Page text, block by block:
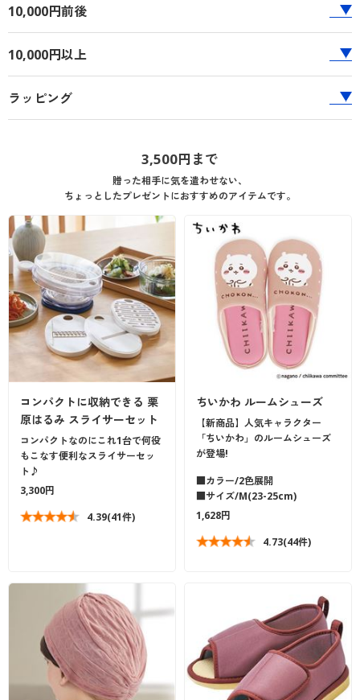
10,000円前後
10,000円以上
ラッピング
3,500円まで
贈った相手に気を遣わせない、
ちょっとしたプレゼントにおすすめのアイテムです。
コンパクトに収納できる 栗
原はるみ スライサーセット
コンパクトなのにこれ1台で何役
もこなす便利なスライサーセッ
ト♪
3,300円
4.39(41件)
ちいかわ ルームシューズ
【新商品】人気キャラクター
「ちいかわ」のルームシューズ
が登場!
■カラー/2色展開
■サイズ/M(23-25cm)
1,628円
4.73(44件)